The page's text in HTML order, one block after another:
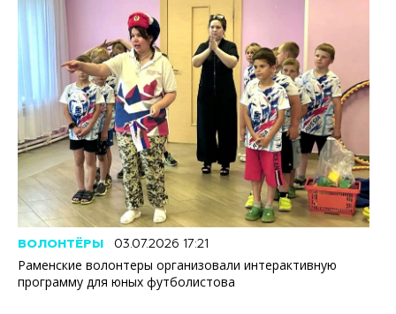
ВОЛОНТЁРЫ 03.07.2026 17:21
Раменские волонтеры организовали интерактивную
программу для юных футболистова